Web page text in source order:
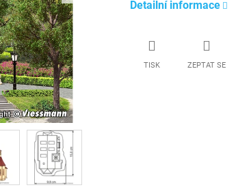
Detailní informace
TISK ZEPTAT SE